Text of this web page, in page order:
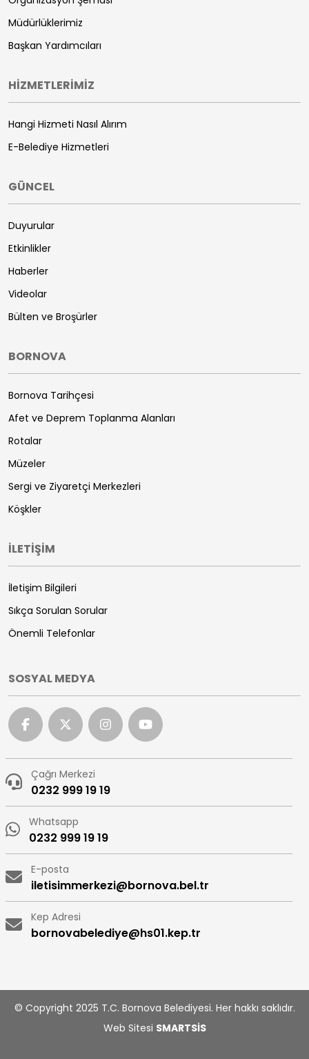
Müdürlüklerimiz
Başkan Yardımcıları
HİZMETLERİMİZ
Hangi Hizmeti Nasıl Alırım
E-Belediye Hizmetleri
GÜNCEL
Duyurular
Etkinlikler
Haberler
Videolar
Bülten ve Broşürler
BORNOVA
Bornova Tarihçesi
Afet ve Deprem Toplanma Alanları
Rotalar
Müzeler
Sergi ve Ziyaretçi Merkezleri
Köşkler
İLETİŞİM
İletişim Bilgileri
Sıkça Sorulan Sorular
Önemli Telefonlar
SOSYAL MEDYA
Çağrı Merkezi
0232 999 19 19
Whatsapp
0232 999 19 19
E-posta
iletisimmerkezi@bornova.bel.tr
Kep Adresi
bornovabelediye@hs01.kep.tr
© Copyright 2025 T.C. Bornova Belediyesi. Her hakkı saklıdır.
Web Sitesi SMARTSİS